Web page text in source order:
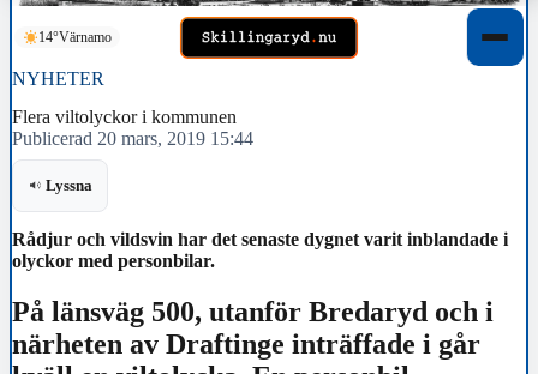
14°Värnamo
NYHETER
Flera viltolyckor i kommunen
Publicerad 20 mars, 2019 15:44
Lyssna
Rådjur och vildsvin har det senaste dygnet varit inblandade i
olyckor med personbilar.
På länsväg 500, utanför Bredaryd och i
närheten av Draftinge inträffade i går